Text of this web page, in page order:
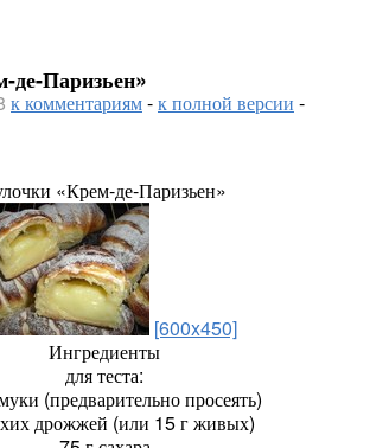
де-Паризьен»
к комментариям-к полной версии -
«Крем-де-Паризьен»
[600x450]
Ингредиенты
для теста:
(предварительно просеять)
дрожжей (или 15 г живых)